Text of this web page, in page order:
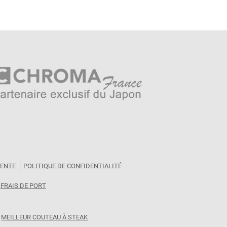
POLITIQUE DE CONFIDENTIALITÉ
FRAIS DE PORT
MEILLEUR COUTEAU À STEAK